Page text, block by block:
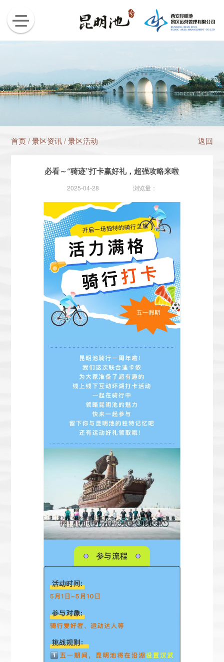
首页/景区资讯/景区活动 返回
必看～“骑迹”打卡赢好礼，超强攻略来啦
2025-04-28 浏览量：